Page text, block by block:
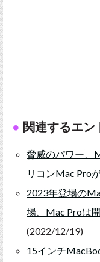
関連するエン
脅威のパワー、
リコンMac Pro
2023年登場の
場、Mac Proは
(2022/12/19)
15インチ